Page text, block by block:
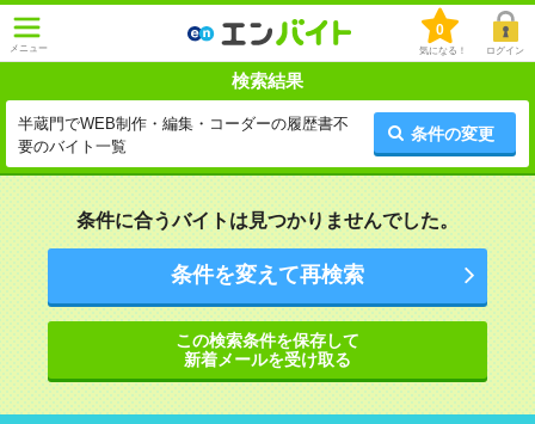
メニュー
0
気になる！ ログイン
検索結果
半蔵門でWEB制作・編集・コーダーの履歴書不
要のバイト一覧
条件の変更
条件に合うバイトは見つかりませんでした。
条件を変えて再検索
この検索条件を保存して
新着メールを受け取る